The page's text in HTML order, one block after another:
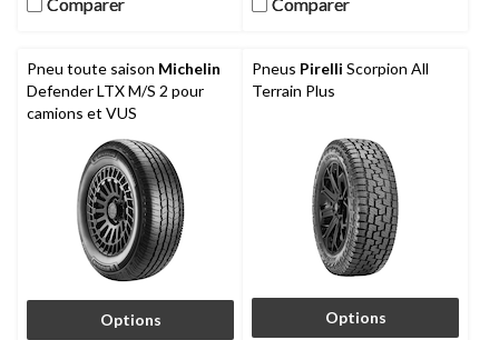
Pneu toute saison Michelin
Defender LTX M/S 2 pour
camions et VUS
Options
Pneus Pirelli Scorpion All
Terrain Plus
Options